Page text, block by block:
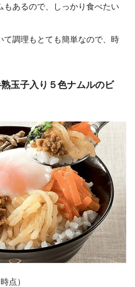
あるので、しっかり食べたい
て調理もとても簡単なので、時
玉子入り５色ナムルのビ
点）